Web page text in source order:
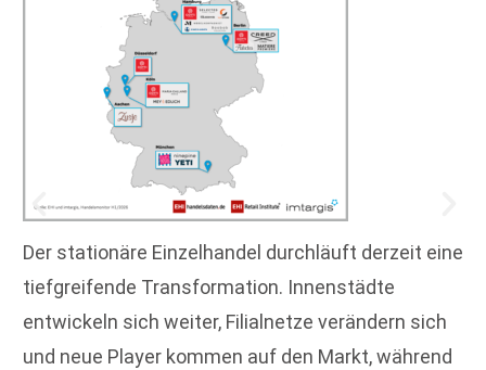
Der stationäre Einzelhandel durchläuft derzeit eine
tiefgreifende Transformation. Innenstädte
entwickeln sich weiter, Filialnetze verändern sich
und neue Player kommen auf den Markt, während